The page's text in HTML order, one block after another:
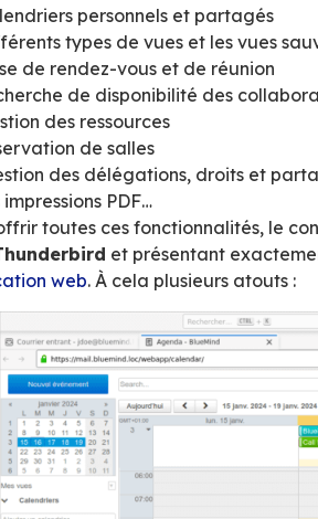
L’approche de BlueMind est
(Outlook, Thundebird, web,
Quand une fonctionnalité
BlueMind supporte
faisant en sorte qu’elle